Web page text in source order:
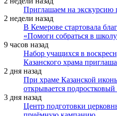
Приглашаем на экскурсию
2 недели назад
В Кемерове стартовала
«Помоги собраться в
9 часов назад
Набор учащихся в
Казанского храма
2 дня назад
При храме Казанской
открывается подростковый
3 дня назад
Центр подготовки